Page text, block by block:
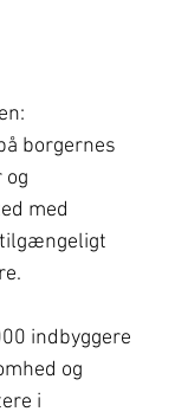
borgernes
og
med
indbyggere
og
i